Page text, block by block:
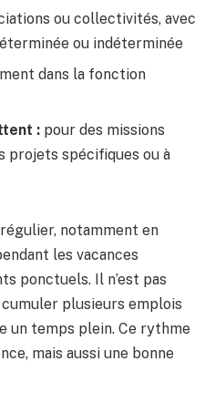
ou collectivités, avec
ou indéterminée
dans la fonction
: pour des missions
projets spécifiques ou à
notamment en
les vacances
ponctuels. Il n’est pas
cumuler plusieurs emplois
un temps plein. Ce rythme
mais aussi une bonne